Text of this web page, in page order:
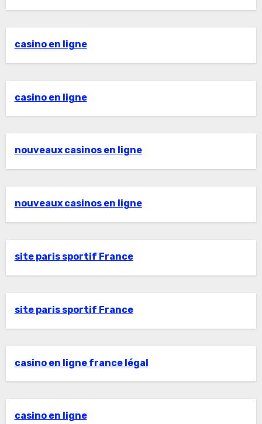
casino en ligne
casino en ligne
nouveaux casinos en ligne
nouveaux casinos en ligne
site paris sportif France
site paris sportif France
casino en ligne france légal
casino en ligne